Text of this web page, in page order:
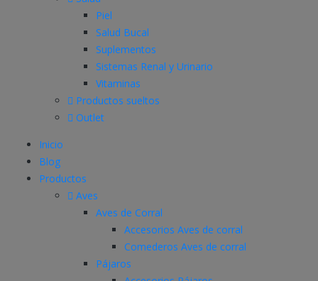
Piel
Salud Bucal
Suplementos
Sistemas Renal y Urinario
Vitaminas
Productos sueltos
Outlet
Inicio
Blog
Productos
Aves
Aves de Corral
Accesorios Aves de corral
Comederos Aves de corral
Pájaros